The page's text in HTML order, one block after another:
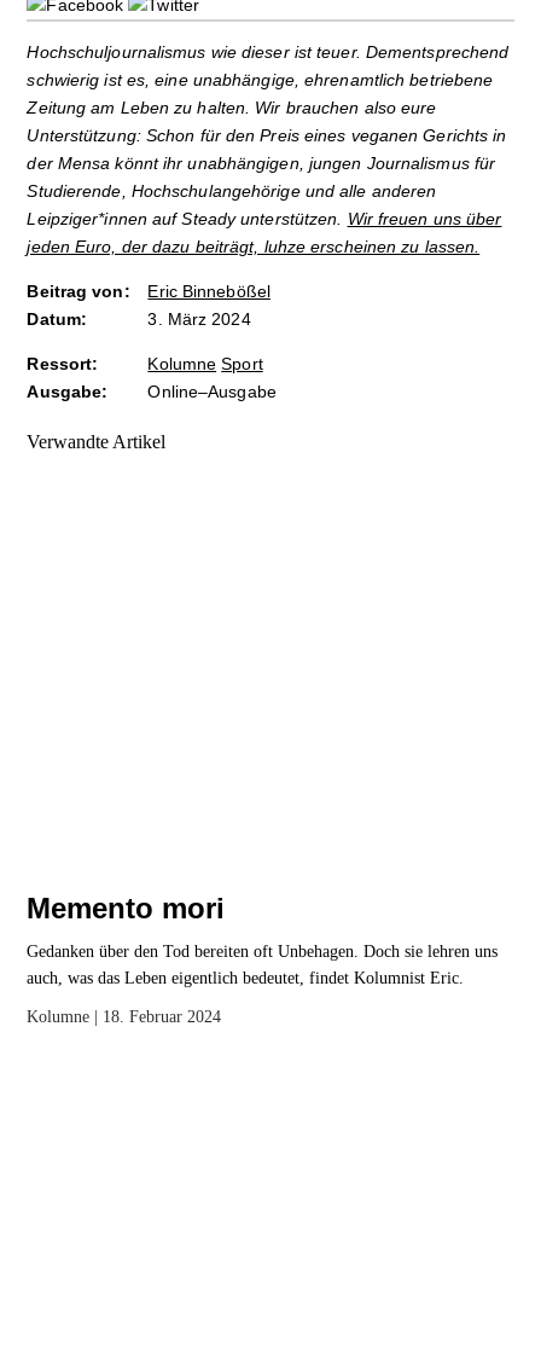
Hochschuljournalismus wie dieser ist teuer. Dementsprechend
schwierig ist es, eine unabhängige, ehrenamtlich betriebene
Zeitung am Leben zu halten. Wir brauchen also eure
Unterstützung: Schon für den Preis eines veganen Gerichts in
der Mensa könnt ihr unabhängigen, jungen Journalismus für
Studierende, Hochschulangehörige und alle anderen
Leipziger*innen auf Steady unterstützen. Wir freuen uns über
jeden Euro, der dazu beiträgt, luhze erscheinen zu lassen.
Beitrag von:
Eric Binnebößel
Datum:
3. März 2024
Ressort: Kolumne Sport
Ausgabe:
Online–Ausgabe
Verwandte Artikel
Memento mori
Gedanken über den Tod bereiten oft Unbehagen. Doch sie lehren uns
auch, was das Leben eigentlich bedeutet, findet Kolumnist Eric.
Kolumne | 18. Februar 2024